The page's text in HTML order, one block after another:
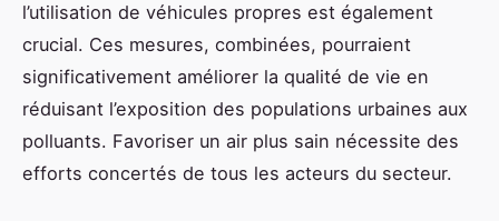
l’utilisation de véhicules propres est également
crucial. Ces mesures, combinées, pourraient
significativement améliorer la qualité de vie en
réduisant l’exposition des populations urbaines aux
polluants. Favoriser un air plus sain nécessite des
efforts concertés de tous les acteurs du secteur.